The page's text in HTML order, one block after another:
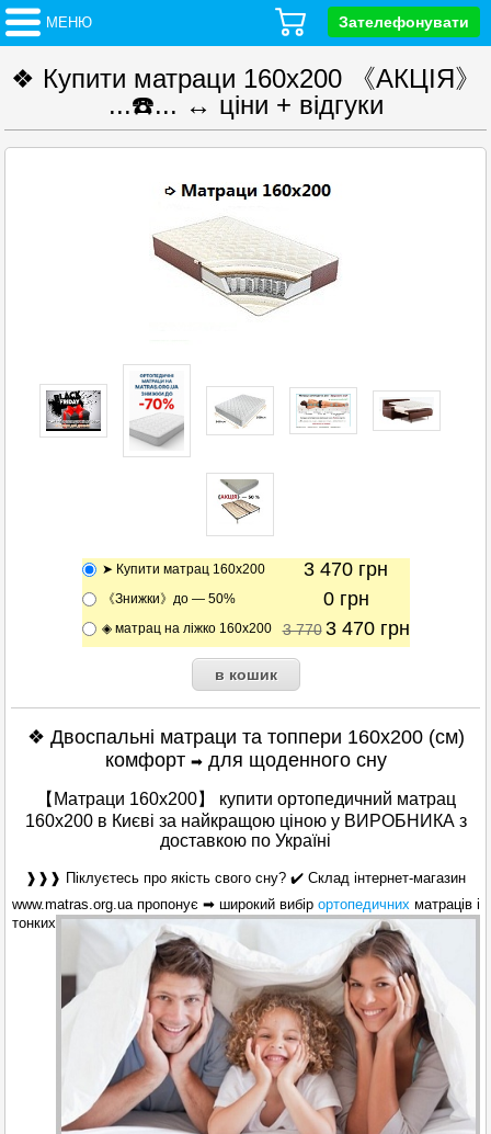
МЕНЮ Зателефонувати
❖ Купити матраци 160х200 《АКЦІЯ》
...☎️... ↔ ціни + відгуки
➤ Купити матрац 160х200 3 470 грн
《Знижки》до — 50% 0 грн
◈ матрац на ліжко 160х200 3 770 3 470 грн
❖ Двоспальні матраци та топпери 160х200 (см)
комфорт ➡для щоденного сну
【Матраци 160х200】 купити ортопедичний матрац
160x200 в Києві за найкращою ціною у ВИРОБНИКА з
доставкою по Україні
❱❱❱ Піклуєтесь про якість свого сну? ✔️ Склад інтернет-магазин
www.matras.org.uaпропонує ➡ широкий вибір ортопедичних матраців і
тонких